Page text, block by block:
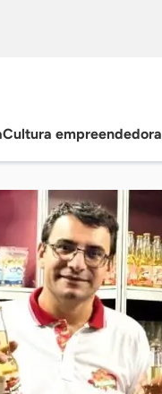
Cultura empreendedora